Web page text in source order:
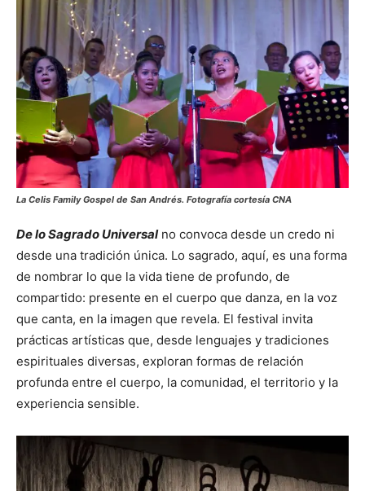
La Celis Family Gospel de San Andrés. Fotografía cortesía CNA
De lo Sagrado Universalno convoca desde un credo ni
desde una tradición única. Lo sagrado, aquí, es una forma
de nombrar lo que la vida tiene de profundo, de
compartido: presente en el cuerpo que danza, en la voz
que canta, en la imagen que revela. El festival invita
prácticas artísticas que, desde lenguajes y tradiciones
espirituales diversas, exploran formas de relación
profunda entre el cuerpo, la comunidad, el territorio y la
experiencia sensible.